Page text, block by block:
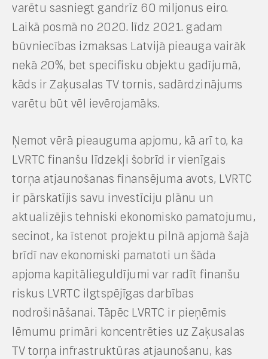
varētu sasniegt gandrīz 60 miljonus eiro.
Laikā posmā no 2020. līdz 2021. gadam
būvniecības izmaksas Latvijā pieauga vairāk
nekā 20%, bet specifisku objektu gadījumā,
kāds ir Zaķusalas TV tornis, sadārdzinājums
varētu būt vēl ievērojamāks.
Ņemot vērā pieauguma apjomu, kā arī to, ka
LVRTC finanšu līdzekļi šobrīd ir vienīgais
torņa atjaunošanas finansējuma avots, LVRTC
ir pārskatījis savu investīciju plānu un
aktualizējis tehniski ekonomisko pamatojumu,
secinot, ka īstenot projektu pilnā apjomā šajā
brīdī nav ekonomiski pamatoti un šāda
apjoma kapitālieguldījumi var radīt finanšu
riskus LVRTC ilgtspējīgas darbības
nodrošināšanai. Tāpēc LVRTC ir pieņēmis
lēmumu primāri koncentrēties uz Zaķusalas
TV torņa infrastruktūras atjaunošanu, kas